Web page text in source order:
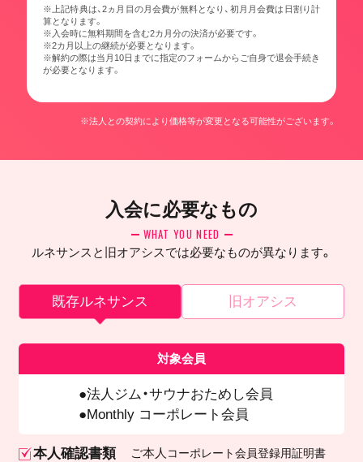
※上記特典は、2ヵ月目の月会費が無料となり、初月月会費は日割り計
算となります。
※入会時に無料期間を含む2カ月分の決済が必要です。
※2カ月以上の継続が必要となります。
※解約の際は当月10日までに指定のフォームからご自身で退会手続き
が必要となります。
※法人との契約により価格等が変更となる可能性がございます。
入会に必要なもの
WHAT YOU NEED
ルネサンスと旧オアシスでは必要なものが異なります。
既存ルネサンス 旧オアシス
対象会員
法人ジム・サウナおためし会員
Monthly コーポレート会員
本人確認書類 ご本人 コーポレート会員登録用証明書